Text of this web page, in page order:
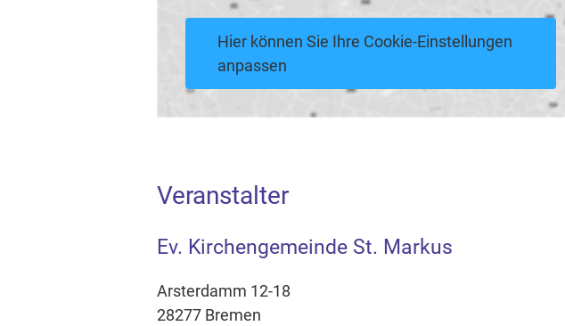
Hier können Sie Ihre Cookie-Einstellungen
anpassen
Veranstalter
Ev. Kirchengemeinde St. Markus
Arsterdamm 12-18
28277 Bremen